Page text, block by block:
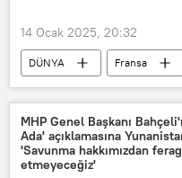
14 Ocak 2025, 20:32
DÜNYA Fransa
nükleer füze
Nükleer
nükleer denizaltı
Fransız
Fransız
Sosyal medya
MHP Genel Başkanı
Ada' açıklamasına
'Savunma hakkımızdan
etmeyeceğiz'